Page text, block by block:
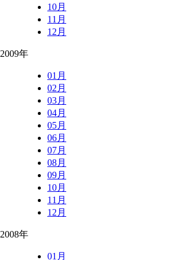
10月
11月
12月
2009年
01月
02月
03月
04月
05月
06月
07月
08月
09月
10月
11月
12月
2008年
01月